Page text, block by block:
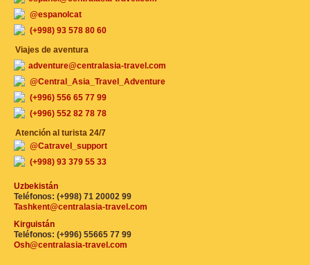
@espanolcat
(+998) 93 578 80 60
Viajes de aventura
adventure@centralasia-travel.com
@Central_Asia_Travel_Adventure
(+996) 556 65 77 99
(+996) 552 82 78 78
Atención al turista 24/7
@Catravel_support
(+998) 93 379 55 33
Uzbekistán
Teléfonos: (+998) 71 20002 99
Tashkent@centralasia-travel.com
Kirguistán
Teléfonos: (+996) 55665 77 99
Osh@centralasia-travel.com